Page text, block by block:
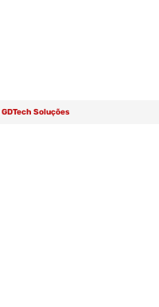
GDTech Soluções